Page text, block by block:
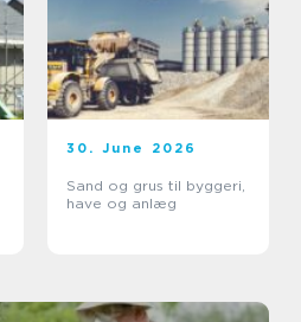
30. June 2026
Sand og grus til byggeri,
have og anlæg